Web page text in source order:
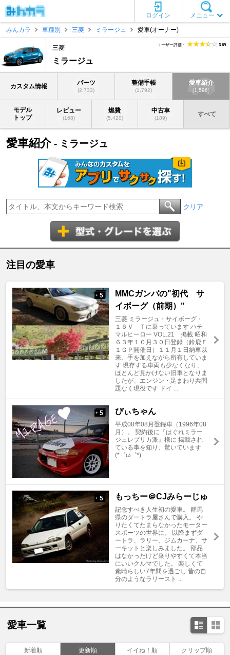
メニュー
ログイン
みんカラ
車種別 三菱 ミラージュ 愛車(オーナー)
三菱
ミラージュ
ユーザー評価： 3.69
カスタム情報 パーツ
(2,733)
整備手帳
(1,792)
愛車紹介
(1,596)
モデル
トップ
レビュー
(168)
燃費
(5,420)
中古車
(189)
すべて
愛車紹介- ミラージュ
クリア
注目の愛車
+ 5
MMCガンバの"初代 サ
イボーグ（前期）"
三菱 ミラージュ・サイボーグ・
１６Ｖ－Ｔに乗っています ハチ
マルヒーロー VOL.21 掲載 昭和
６３年１０月３０日登録（鈴鹿Ｆ
１ＧＰ開催日）１１月１日納車以
来、手を加えながら所有していま
す 現存する車両も少なくなり、
ほとんど見かけない旧車となりま
したが、エンジン・足まわり共問
題なく現役です ドイ ...
+ 5 ぴぃちゃん
平成08年08月登録車（1996年08
月）。 契約後に『はぐれミラー
ジュレプリカ派』様に 掲載され
ている事を知り、驚いています
(*゜ω゜*)
+ 5 もっちー＠CJみらーじゅ
記念すべき人生初の愛車。 群馬
県のダートラ屋さんで購入。 や
りたくてたまらなかったモーター
スポーツの世界に。 以降まずダ
ートラ、ラリー、ジムカーナ、サ
ーキットと楽しみました。 部品
はなかったけど乗りやすくて本当
にいいクルマでした。 楽しくて
素晴らしい7年間を過ごし 昔の自
分のようなラリースト ...
愛車一覧
新着順 更新順 イイね！順 クリップ順